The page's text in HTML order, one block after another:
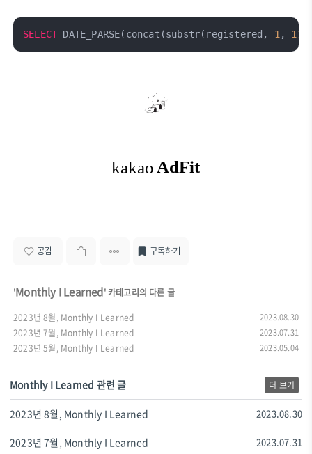
SELECT DATE_PARSE(concat(substr(registered, 1, 11
공감 구독하기
'Monthly I Learned' 카테고리의 다른 글
2023년 8월, Monthly I Learned
2023.08.30
2023년 7월, Monthly I Learned 2023.07.31
2023년 5월, Monthly I Learned 2023.05.04
Monthly I Learned 관련 글 더 보기
2023년 8월, Monthly I Learned 2023.08.30
2023년 7월, Monthly I Learned 2023.07.31